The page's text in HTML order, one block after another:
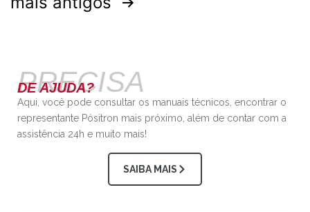
PRECISA
DE AJUDA?
Aqui, você pode consultar os manuais técnicos, encontrar o
representante Pósitron mais próximo, além de contar com a
assistência 24h e muito mais!
SAIBA MAIS